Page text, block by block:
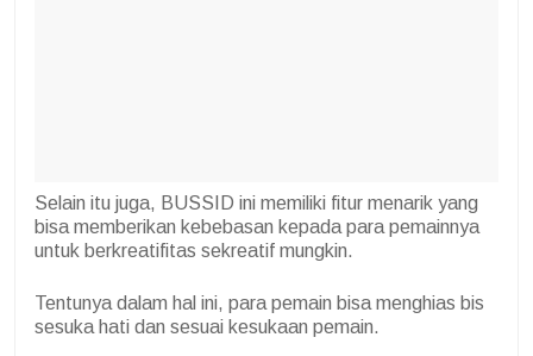
Selain itu juga, BUSSID ini memiliki fitur menarik yang
bisa memberikan kebebasan kepada para pemainnya
untuk berkreatifitas sekreatif mungkin.
Tentunya dalam hal ini, para pemain bisa menghias bis
sesuka hati dan sesuai kesukaan pemain.